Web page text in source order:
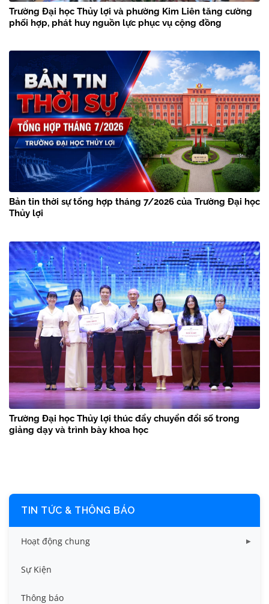
Trường Đại học Thủy lợi và phường Kim Liên tăng cường
phối hợp, phát huy nguồn lực phục vụ cộng đồng
Bản tin thời sự tổng hợp tháng 7/2026 của Trường Đại học
Thủy lợi
Trường Đại học Thủy lợi thúc đẩy chuyển đổi số trong
giảng dạy và trình bày khoa học
TIN TỨC & THÔNG BÁO
Hoạt động chung
Tin công tác sinh viên
Tin đào tạo
Sự Kiện
Thông báo